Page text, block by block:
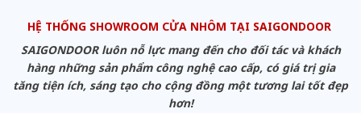
HỆ THỐNG SHOWROOM CỬA NHÔM TẠI SAIGONDOOR
SAIGONDOOR luôn nỗ lực mang đến cho đối tác và khách
hàng những sản phẩm công nghệ cao cấp, có giá trị gia
tăng tiện ích, sáng tạo cho cộng đồng một tương lai tốt đẹp
hơn!